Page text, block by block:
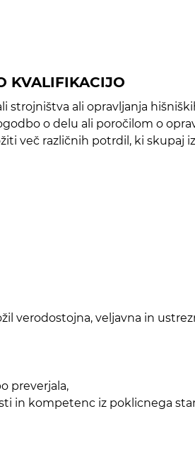
KVALIFIKACIJO
ali opravljanja
o delu ali poročilom o
več različnih potrdil, ki skupaj
verodostojna, veljavna in
preverjala,
in kompetenc iz poklicnega